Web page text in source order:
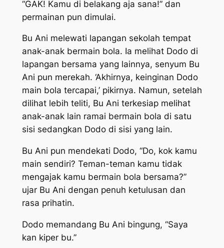
“GAK! Kamu di belakang aja sana!” dan
permainan pun dimulai.
Bu Ani melewati lapangan sekolah tempat
anak-anak bermain bola. Ia melihat Dodo di
lapangan bersama yang lainnya, senyum Bu
Ani pun merekah. ‘Akhirnya, keinginan Dodo
main bola tercapai,’ pikirnya. Namun, setelah
dilihat lebih teliti, Bu Ani terkesiap melihat
anak-anak lain ramai bermain bola di satu
sisi sedangkan Dodo di sisi yang lain.
Bu Ani pun mendekati Dodo, “Do, kok kamu
main sendiri? Teman-teman kamu tidak
mengajak kamu bermain bola bersama?”
ujar Bu Ani dengan penuh ketulusan dan
rasa prihatin.
Dodo memandang Bu Ani bingung, “Saya
kan kiper bu.”